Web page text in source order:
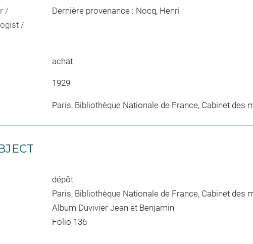
/
/
Dernière provenance : Nocq, Henri
achat
1929
Paris, Bibliothèque Nationale de France, Cabinet des
dépôt
Paris, Bibliothèque Nationale de France, Cabinet des
Album Duvivier Jean et Benjamin
Folio 136